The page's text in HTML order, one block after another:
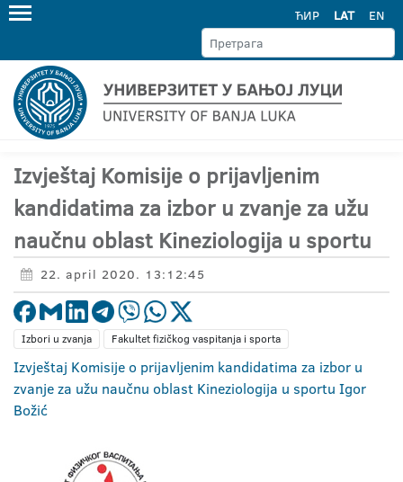
ЋИР LAT EN
Izvještaj Komisije o prijavljenim
kandidatima za izbor u zvanje za užu
naučnu oblast Kineziologija u sportu
22. april 2020. 13:12:45
Izbori u zvanja Fakultet fizičkog vaspitanja i sporta
Izvještaj Komisije o prijavljenim kandidatima za izbor u
zvanje za užu naučnu oblast Kineziologija u sportu Igor
Božić